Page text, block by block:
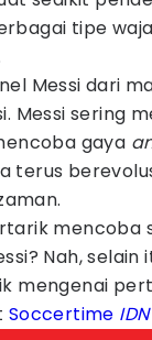
tipe
Messi dari
Messi sering
gaya
terus
mencoba
Nah, selain
mengenai
Soccertime